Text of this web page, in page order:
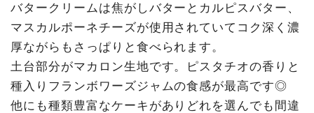
バタークリームは焦がしバターとカルピスバター、
マスカルポーネチーズが使用されていてコク深く濃
厚ながらもさっぱりと食べられます。
土台部分がマカロン生地です。ピスタチオの香りと
種入りフランボワーズジャムの食感が最高です◎
他にも種類豊富なケーキがありどれを選んでも間違